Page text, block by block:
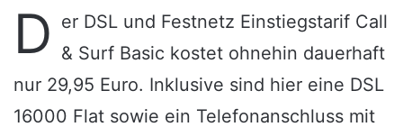
D er DSL und Festnetz Einstiegstarif Call
& Surf Basic kostet ohnehin dauerhaft
nur 29,95 Euro. Inklusive sind hier eine DSL
16000 Flat sowie ein Telefonanschluss mit